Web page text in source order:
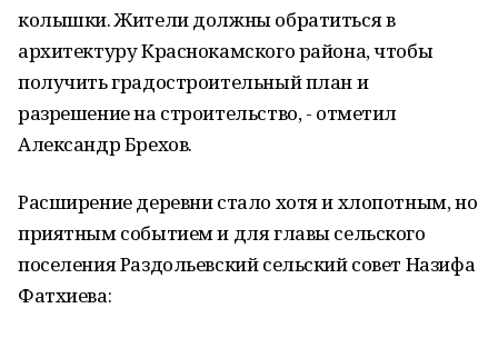
колышки. Жители должны обратиться в
архитектуру Краснокамского района, чтобы
получить градостроительный план и
разрешение на строительство, - отметил
Александр Брехов.
Расширение деревни стало хотя и хлопотным, но
приятным событием и для главы сельского
поселения Раздольевский сельский совет Назифа
Фатхиева: